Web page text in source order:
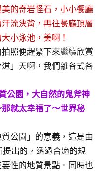
的奇岩怪石，小小餐廳
流浹背，再往餐廳頂層
小泳池，美啊！
照便趕緊下來繼續欣賞
」天啊，我們離各式各
公園，大自然的鬼斧神
就太幸福了～世界秘
公園」的意義，這是由
出的，透過合適的規
性的地質景點。同時也